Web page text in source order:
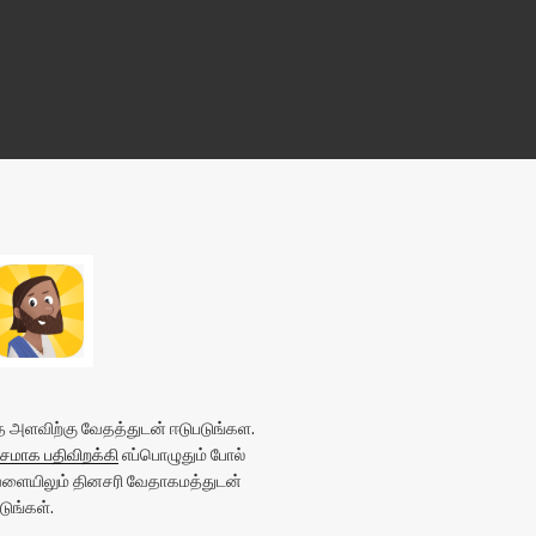
வேதத்துடன் ஈடுபடுங்கள.
பதிவிறக்கி எப்பொழுதும் போல்
தினசரி வேதாகமத்துடன்